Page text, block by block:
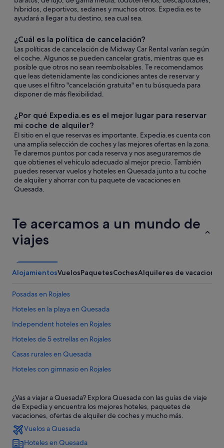
híbridos, deportivos, sedanes y muchos otros. Expedia.es te
ayudará a llegar a tu destino, sea cual sea.
¿Cuál es la política de cancelación?
Las políticas de cancelación de Midway Car Rental varían según
el coche. Algunos se pueden cancelar gratis, mientras que es
posible que otros no sean reembolsables. Te recomendamos
que leas detenidamente las condiciones antes de reservar y
que uses el filtro "cancelación gratuita" en tu búsqueda para
disponer de más flexibilidad.
¿Por qué Expedia.es es el mejor lugar para reservar
mi coche de alquiler?
El sitio en el que reservas es importante. Expedia.es cuenta con
una amplia selección de coches y las mejores ofertas en la zona.
Te daremos puntos por cada reserva y nos aseguraremos de
que obtienes el vehículo adecuado al mejor precio. También
puedes reservar vuelos y hoteles en Quesada junto a tu coche
de alquiler y ahorrar con tu paquete de vacaciones en
Quesada.
Te acercamos a un mundo de
viajes
AlojamientosVuelosPaquetesCochesAlquileres de vacaciones
Posadas en Rojales
Hoteles en la playa en Quesada
Independent hoteles en Rojales
Hoteles de 5 estrellas en Rojales
Casas rurales en Quesada
Hoteles con gimnasio en Rojales
Chalets en Formentera del Segura
Complejos turísticos en Quesada
Hoteles de aventura en Rojales
Hoteles de 4 estrellas en Benijófar
¿Vas a viajar a Quesada? Explora Quesada con las guías de viaje
de Expedia y encuentra los mejores hoteles, paquetes de
vacaciones, ofertas de alquiler de coches y mucho más.
Vuelos a Quesada
Hoteles en Quesada